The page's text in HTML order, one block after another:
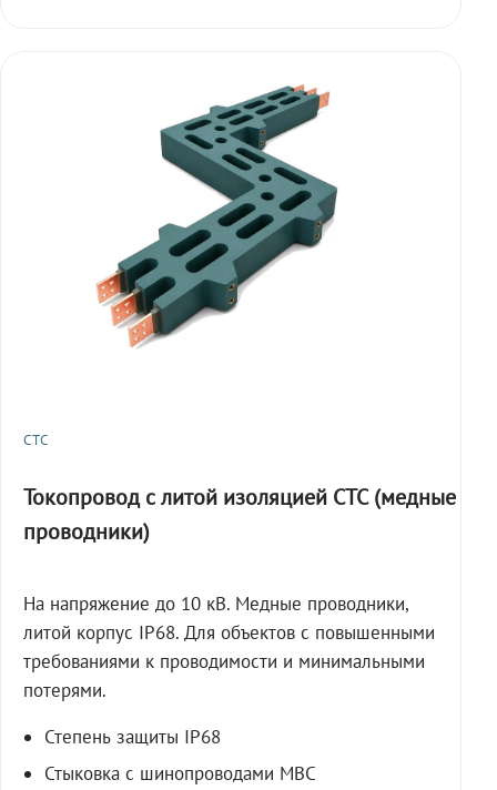
СТС
Токопровод с литой изоляцией СТС (медные
проводники)
На напряжение до 10 кВ. Медные проводники,
литой корпус IP68. Для объектов с повышенными
требованиями к проводимости и минимальными
потерями.
Степень защиты IP68
Стыковка с шинопроводами МВС